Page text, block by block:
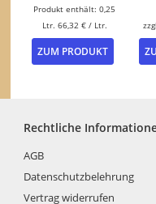
Produkt enthält: 0,25
Ltr. 66,32 €/ Ltr.
ZUM PRODUKT
Rechtliche
AGB
Datenschutzbelehrung
Vertrag widerrufen